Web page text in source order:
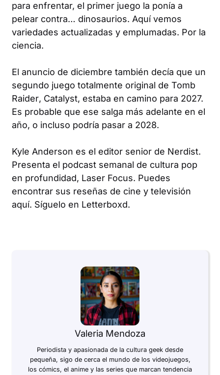
para enfrentar, el primer juego la ponía a
pelear contra… dinosaurios. Aquí vemos
variedades actualizadas y emplumadas. Por la
ciencia.
El anuncio de diciembre también decía que un
segundo juego totalmente original de Tomb
Raider, Catalyst, estaba en camino para 2027.
Es probable que ese salga más adelante en el
año, o incluso podría pasar a 2028.
Kyle Anderson es el editor senior de Nerdist.
Presenta el podcast semanal de cultura pop
en profundidad, Laser Focus. Puedes
encontrar sus reseñas de cine y televisión
aquí. Síguelo en Letterboxd.
Valeria Mendoza
Periodista y apasionada de la cultura geek desde
pequeña, sigo de cerca el mundo de los videojuegos,
los cómics, el anime y las series que marcan tendencia